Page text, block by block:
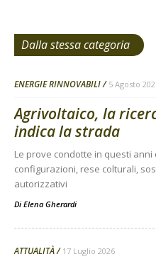
Dalla stessa categoria
ENERGIE RINNOVABILI 5 Agosto
Agrivoltaico, la
indica la strada
Le prove condotte in questi
configurazioni, rese colturali,
autorizzativi
Di Elena Gherardi
ATTUALITÀ 17 Luglio 2026